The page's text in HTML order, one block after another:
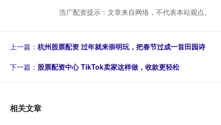
浩广配资提示：文章来自网络，不代表本站观点。
上一篇： 杭州股票配资 过年就来崇明玩，把春节过成一首田园诗
下一篇： 股票配资中心 TikTok卖家这样做，收款更轻松
相关文章